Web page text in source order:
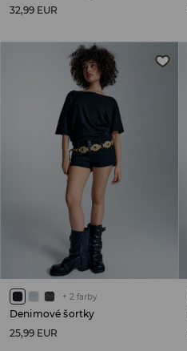
32,99 EUR
+ 2 farby
Denimové šortky
25,99 EUR